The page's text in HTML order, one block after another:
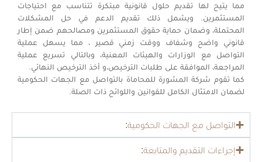
مما يتيح لها تقديم حلول قانونية مبتكرة تتناسب مع احتياجات
المستثمرين. ويشمل ذلك تقديم الدعم في حل المشكلات
المحتملة، وضمان حماية حقوق المستثمرين ومصالحهم ضمن إطار
قانوني واضح وشفاف ووقت زمني قصير ، مما يسهل عملية
التواصل مع الوزارات والهيئات المعنية، وبالتالي تسريع عملية
المراجعة، الموافقة على طلبات الترخيص،و أخذ الترخيص النهائي.
كما تقوم شركة المشورة للمحاماة بالتواصل مع الجهات الحكومية
لضمان الامتثال الكامل للقوانين واللوائح ذات الصلة.
التواصل مع الجهات الحكومية:
إجراءات التقديم والمتابعة: